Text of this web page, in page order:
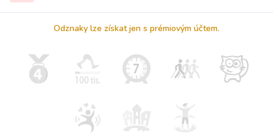
Odznaky lze získat jen s prémiovým účtem.